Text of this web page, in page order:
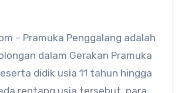
– Pramuka Penggalang adalah
dalam Gerakan Pramuka
didik usia 11 tahun hingga
rentang usia tersebut, para